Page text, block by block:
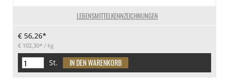
LEBENSMITTELKENNZEICHNUNGEN
€ 56,26*
€ 102,30* / kg
St.